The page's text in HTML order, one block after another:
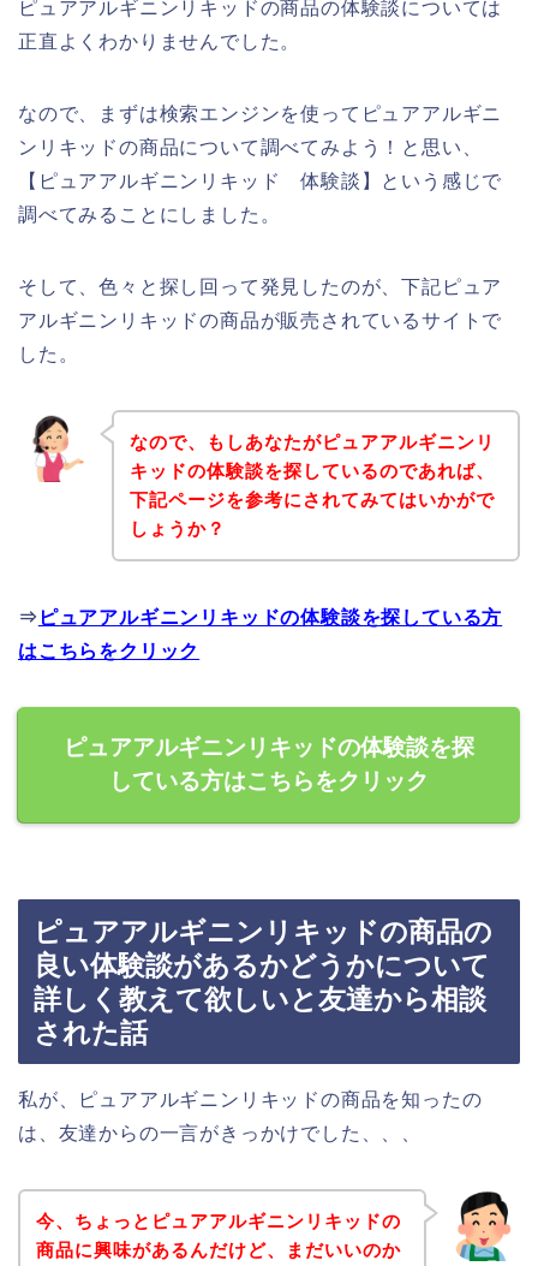
ピュアアルギニンリキッドの商品の体験談については
正直よくわかりませんでした。
なので、まずは検索エンジンを使ってピュアアルギニ
ンリキッドの商品について調べてみよう！と思い、
【ピュアアルギニンリキッド 体験談】という感じで
調べてみることにしました。
そして、色々と探し回って発見したのが、下記ピュア
アルギニンリキッドの商品が販売されているサイトで
した。
なので、もしあなたがピュアアルギニンリ
キッドの体験談を探しているのであれば、
下記ページを参考にされてみてはいかがで
しょうか？
⇒ ピュアアルギニンリキッドの体験談を探している方
はこちらをクリック
ピュアアルギニンリキッドの体験談を探
している方はこちらをクリック
ピュアアルギニンリキッドの商品の
良い体験談があるかどうかについて
詳しく教えて欲しいと友達から相談
された話
私が、ピュアアルギニンリキッドの商品を知ったの
は、友達からの一言がきっかけでした、、、
今、ちょっとピュアアルギニンリキッドの
商品に興味があるんだけど、まだいいのか